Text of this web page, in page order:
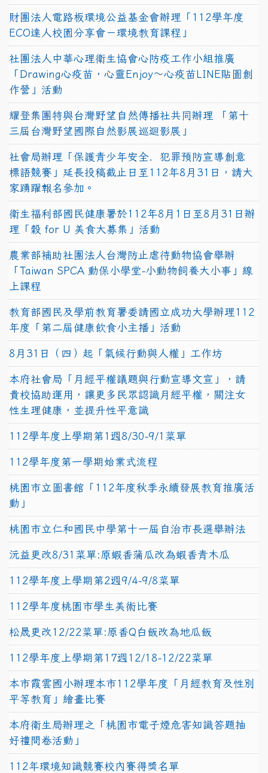
財團法人電路板環境公益基金會辦理「112學年度
ECO達人校園分享會－環境教育課程」
社團法人中華心理衛生協會心防疫工作小組推廣
「Drawing心疫苗，心靈Enjoy〜心疫苗LINE貼圖創
作營」活動
耀登集團特與台灣野望自然傳播社共同辦理 「第十
三屆台灣野望國際自然影展巡迴影展」
社會局辦理「保護青少年安全．犯罪預防宣導創意
標語競賽」延長投稿截止日至112年8月31日，請大
家踴躍報名參加。
衛生福利部國民健康署於112年8月1日至8月31日辦
理「穀 for U 美食大募集」活動
農業部補助社團法人台灣防止虐待動物協會舉辦
「Taiwan SPCA 動保小學堂-小動物飼養大小事」線
上課程
教育部國民及學前教育署委請國立成功大學辦理112
年度「第二屆健康飲食小主播」活動
8月31日（四）起「氣候行動與人權」工作坊
本府社會局「月經平權議題與行動宣導文宣」，請
貴校協助運用，讓更多民眾認識月經平權，關注女
性生理健康，並提升性平意識
112學年度上學期第1週8/30-9/1菜單
112學年度第一學期始業式流程
桃園市立圖書館「112年度秋季永續發展教育推廣活
動」
桃園市立仁和國民中學第十一屆自治市長選舉辦法
沅益更改8/31菜單:原蝦香蒲瓜改為蝦香青木瓜
112學年度上學期第2週9/4-9/8菜單
112學年度桃園市學生美術比賽
松晟更改12/22菜單:原香Q白飯改為地瓜飯
112學年度上學期第17週12/18-12/22菜單
本市霞雲國小辦理本市112學年度「月經教育及性別
平等教育」繪畫比賽
本府衛生局辦理之「桃園市電子煙危害知識答題抽
好禮問卷活動」
112年環境知識競賽校內賽得獎名單